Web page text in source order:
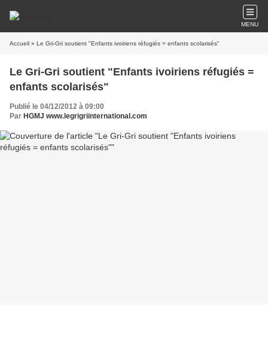
MENU
Accueil » Le Gri-Gri soutient "Enfants ivoiriens réfugiés = enfants scolarisés"
Le Gri-Gri soutient "Enfants ivoiriens réfugiés =
enfants scolarisés"
Publié le 04/12/2012 à 09:00
Par HGMJ www.legrigriinternational.com